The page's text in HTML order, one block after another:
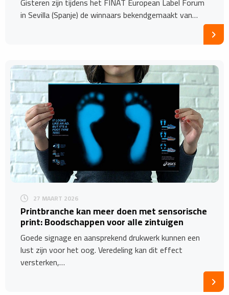
in Sevilla (Spanje) de winnaars bekendgemaakt van…
27 MAART 2026
Printbranche kan meer doen met sensorische
print: Boodschappen voor alle zintuigen
Goede signage en aansprekend drukwerk kunnen een
lust zijn voor het oog. Veredeling kan dit effect
versterken,…